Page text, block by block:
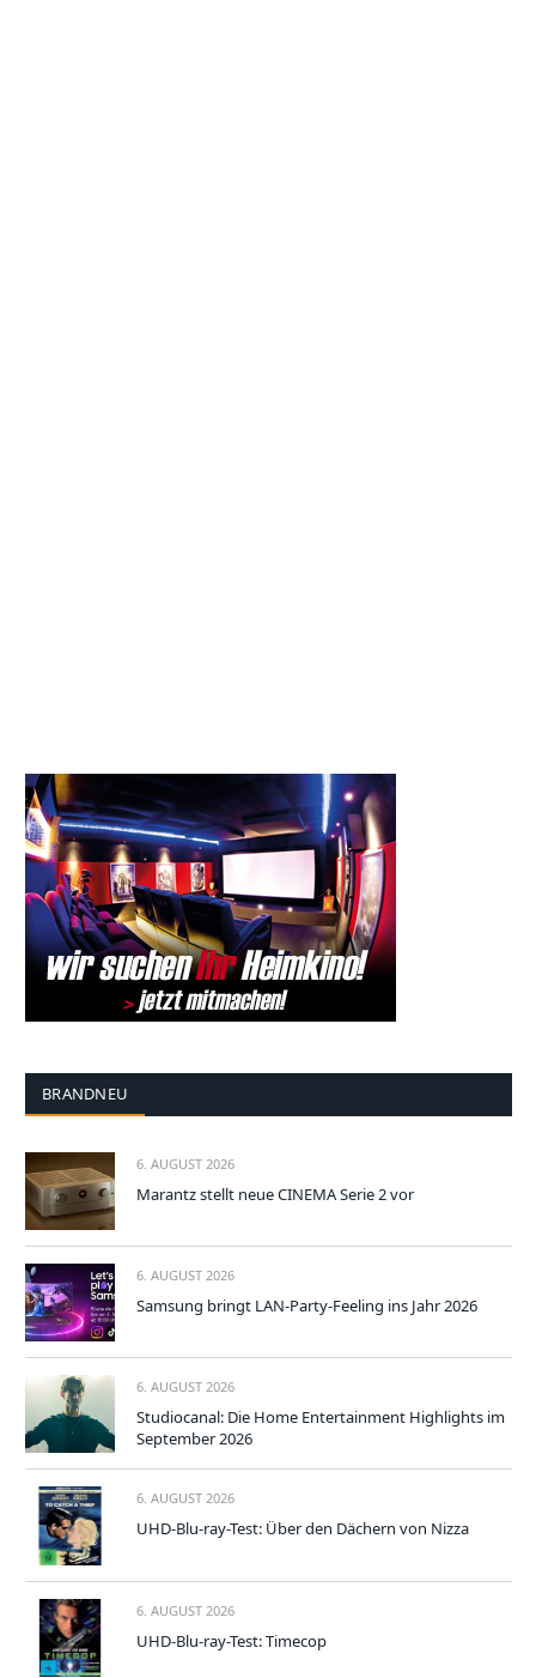
BRANDNEU
6. AUGUST 2026
Marantz stellt neue CINEMA Serie 2 vor
6. AUGUST 2026
Samsung bringt LAN-Party-Feeling ins Jahr 2026
6. AUGUST 2026
Studiocanal: Die Home Entertainment Highlights im
September 2026
6. AUGUST 2026
UHD-Blu-ray-Test: Über den Dächern von Nizza
6. AUGUST 2026
UHD-Blu-ray-Test: Timecop